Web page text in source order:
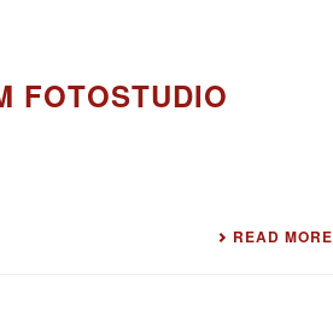
FOTOSTUDIO
READ MORE